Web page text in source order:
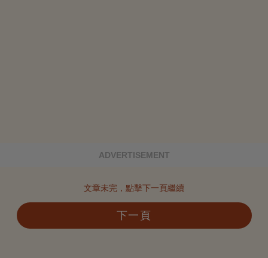
ADVERTISEMENT
文章未完，點擊下一頁繼續
下一頁